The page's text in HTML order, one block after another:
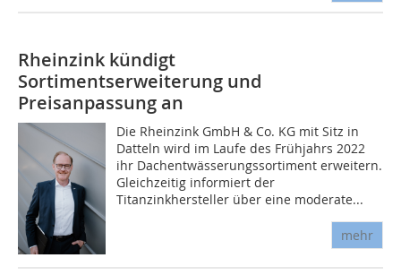
Rheinzink kündigt
Sortimentserweiterung und
Preisanpassung an
Die Rheinzink GmbH & Co. KG mit Sitz in
Datteln wird im Laufe des Frühjahrs 2022
ihr Dachentwässerungssortiment erweitern.
Gleichzeitig informiert der
Titanzinkhersteller über eine moderate...
mehr